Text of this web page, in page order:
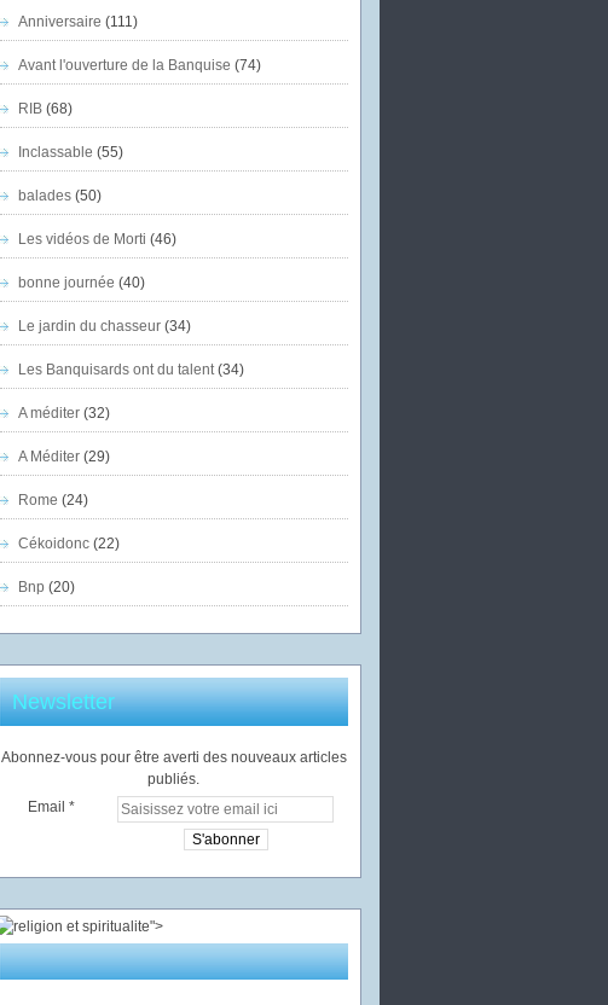
Anniversaire (111)
Avant l'ouverture de la Banquise (74)
RIB(68)
Inclassable (55)
balades(50)
Les vidéos de Morti (46)
bonne journée (40)
Le jardin du chasseur(34)
Les Banquisards ont du talent(34)
A méditer(32)
A Méditer(29)
Rome (24)
Cékoidonc(22)
Bnp (20)
Newsletter
Abonnez-vous pour être averti des nouveaux articles
publiés.
Email
">